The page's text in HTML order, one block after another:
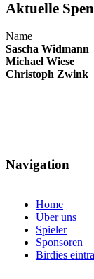
Aktuelle
Name
Sascha Widmann
Michael Wiese
Christoph Zwink
Navigation
Home
Über uns
Spieler
Sponsoren
Birdies